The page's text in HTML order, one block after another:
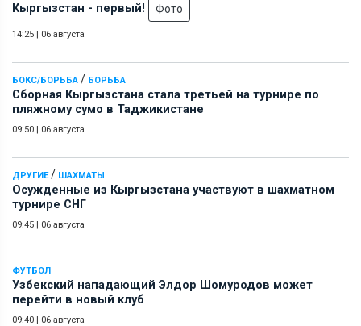
Кыргызстан - первый!
Фото
14:25 | 06 августа
БОКС/БОРЬБА / БОРЬБА
Сборная Кыргызстана стала третьей на турнире по
пляжному сумо в Таджикистане
09:50 | 06 августа
ДРУГИЕ/ ШАХМАТЫ
Осужденные из Кыргызстана участвуют в шахматном
турнире СНГ
09:45 | 06 августа
ФУТБОЛ
Узбекский нападающий Элдор Шомуродов может
перейти в новый клуб
09:40 | 06 августа